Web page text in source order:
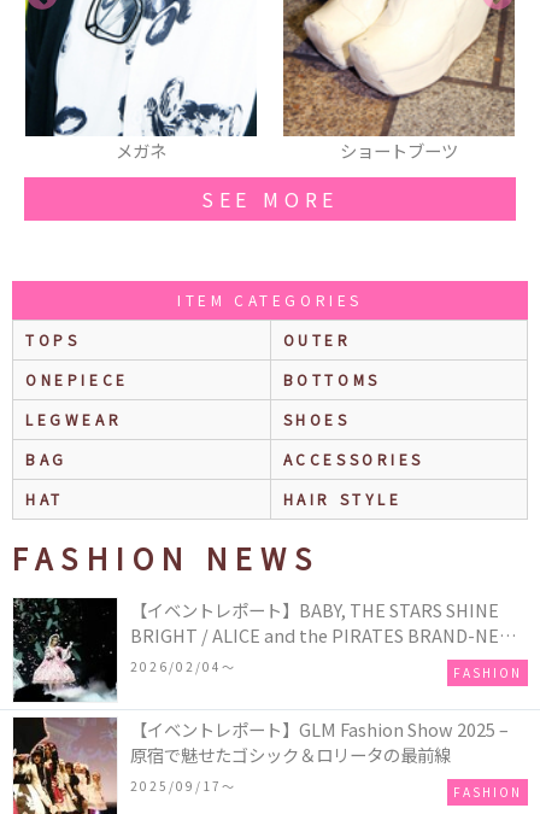
ショートブーツ チョーカー
SEE MORE
ITEM CATEGORIES
TOPS
OUTER
ONEPIECE
BOTTOMS
LEGWEAR
SHOES
BAG
ACCESSORIES
HAT
HAIR STYLE
FASHION NEWS
【イベントレポート】BABY, THE STARS SHINE
BRIGHT / ALICE and the PIRATES BRAND-NEW
COLLECTION in TOKYO
2026/02/04〜 FASHION
【イベントレポート】GLM Fashion Show 2025 –
原宿で魅せたゴシック＆ロリータの最前線
2025/09/17〜 FASHION